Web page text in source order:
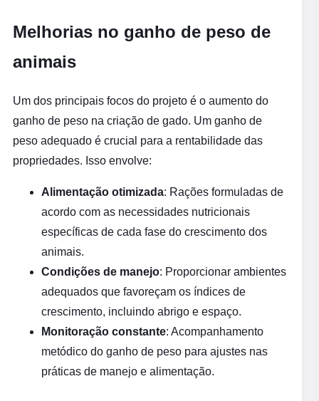
Melhorias no ganho de peso de
animais
Um dos principais focos do projeto é o aumento do
ganho de peso na criação de gado. Um ganho de
peso adequado é crucial para a rentabilidade das
propriedades. Isso envolve:
Alimentação otimizada: Rações formuladas de
acordo com as necessidades nutricionais
específicas de cada fase do crescimento dos
animais.
Condições de manejo: Proporcionar ambientes
adequados que favoreçam os índices de
crescimento, incluindo abrigo e espaço.
Monitoração constante: Acompanhamento
metódico do ganho de peso para ajustes nas
práticas de manejo e alimentação.